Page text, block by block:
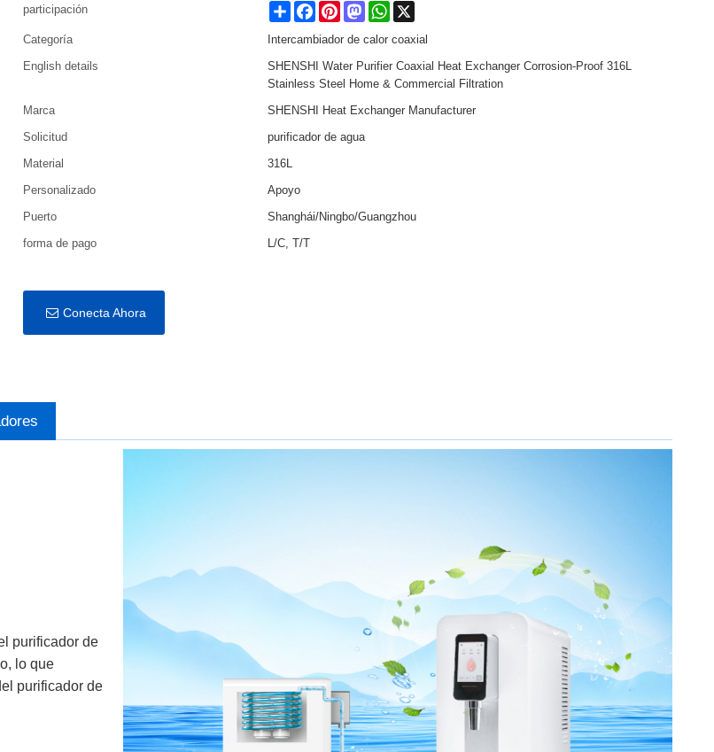
participación Share FacebookPinterestMastodonWhatsApp
Categoría
Intercambiador de calor coaxial
English details
SHENSHI Water Purifier Coaxial Heat Exchanger Corrosion-Proof 316L
Stainless Steel Home & Commercial Filtration
Marca
SHENSHI Heat Exchanger Manufacturer​
Solicitud
purificador de agua
Material
316L
Personalizado
Apoyo
Puerto
Shanghái/Ningbo/Guangzhou
forma de pago
L/C, T/T
Conecta Ahora
purificador de
lo que
purificador de